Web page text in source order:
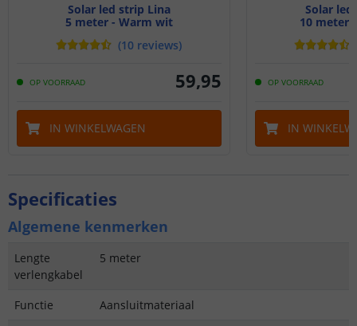
Solar led strip Lina
5 meter - Warm wit
(10 reviews)
OP VOORRAAD 59,95
IN WINKELWAGEN
Solar
10 meter
OP VOORRAAD
IN
Specificaties
Algemene kenmerken
Lengte
verlengkabel
5 meter
Functie
Aansluitmateriaal